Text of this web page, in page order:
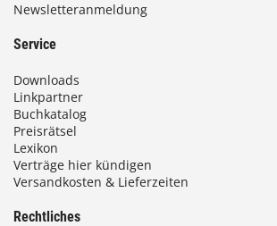
Newsletteranmeldung
Service
Downloads
Linkpartner
Buchkatalog
Preisrätsel
Lexikon
Verträge hier kündigen
Versandkosten & Lieferzeiten
Rechtliches